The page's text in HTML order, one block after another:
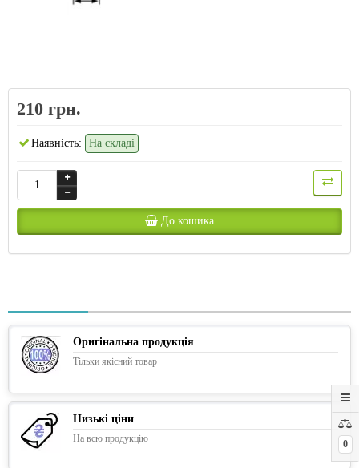
0
210 грн.
Наявність: На складі
До кошика
Оригінальна продукція
Тільки якісний товар
Низькі ціни
На всю продукцію